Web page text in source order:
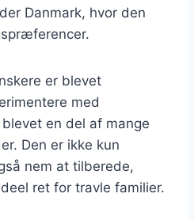
Danmark, hvor den
er blevet
med
en del af mange
Den er ikke kun
nem at tilberede,
ret for travle familier.